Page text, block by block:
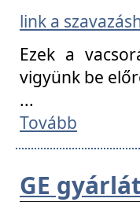
link a
Ezek a
vigyünk be
...
Tovább
GE